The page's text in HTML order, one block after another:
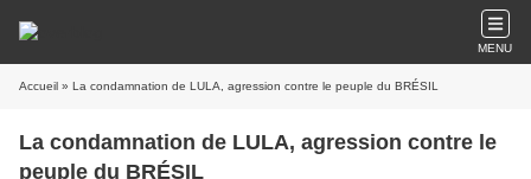
MENU
Accueil » La condamnation de LULA, agression contre le peuple du BRÉSIL
La condamnation de LULA, agression contre le
peuple du BRÉSIL